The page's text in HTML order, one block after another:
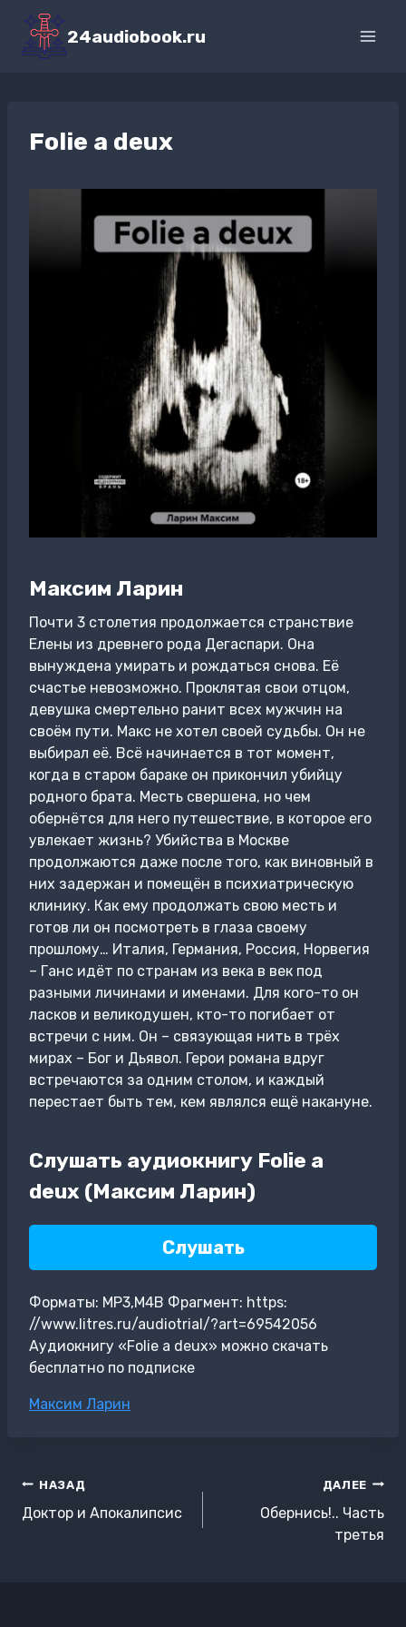
Перейти
содержимому
24audiobook.ru
Folie а deux
Максим Ларин
Почти 3 столетия продолжается странствие
Елены из древнего рода Дегаспари. Она
вынуждена умирать и рождаться снова. Её
счастье невозможно. Проклятая свои отцом,
девушка смертельно ранит всех мужчин на
своём пути. Макс не хотел своей судьбы. Он не
выбирал её. Всё начинается в тот момент,
когда в старом бараке он прикончил убийцу
родного брата. Месть свершена, но чем
обернётся для него путешествие, в которое его
увлекает жизнь? Убийства в Москве
продолжаются даже после того, как виновный в
них задержан и помещён в психиатрическую
клинику. Как ему продолжать свою месть и
готов ли он посмотреть в глаза своему
прошлому… Италия, Германия, Россия, Норвегия
– Ганс идёт по странам из века в век под
разными личинами и именами. Для кого-то он
ласков и великодушен, кто-то погибает от
встречи с ним. Он – связующая нить в трёх
мирах – Бог и Дьявол. Герои романа вдруг
встречаются за одним столом, и каждый
перестает быть тем, кем являлся ещё накануне.
Слушать аудиокнигу Folie а
deux (Максим Ларин)
Слушать
Форматы: MP3,M4B Фрагмент: https:
//www.litres.ru/audiotrial/?art=69542056
Аудиокнигу «Folie а deux» можно скачать
бесплатно по подписке
Метки
Максим Ларин
Навигация
по
НАЗАД
Доктор и Апокалипсис
ДАЛЕЕ
Обернись!.. Часть
третья